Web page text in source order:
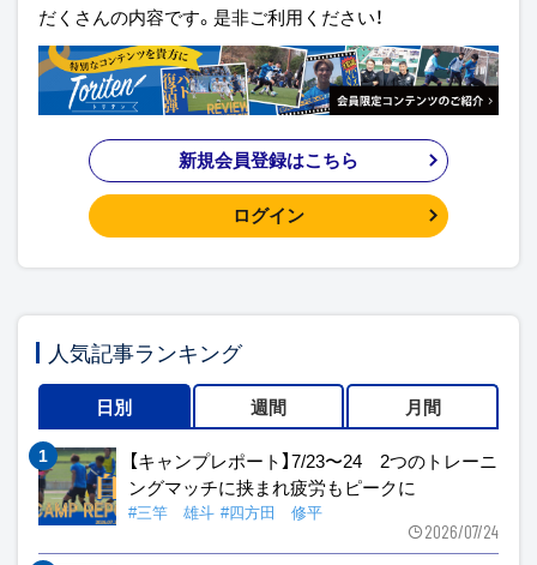
だくさんの内容です。是非ご利用ください！
新規会員登録はこちら
ログイン
人気記事ランキング
日別 週間 月間
【キャンプレポート】7/23〜24 2つのトレーニ
ングマッチに挟まれ疲労もピークに
#三竿 雄斗 #四方田 修平
2026/07/24